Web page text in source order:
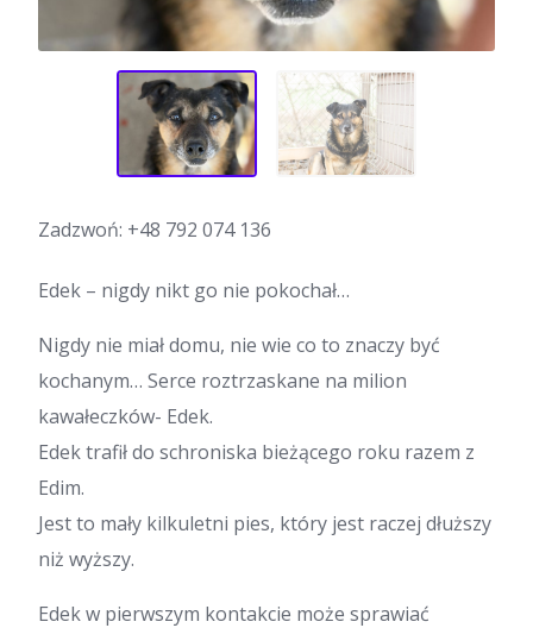
Zadzwoń: +48 792 074 136
Edek – nigdy nikt go nie pokochał…
Nigdy nie miał domu, nie wie co to znaczy być
kochanym… Serce roztrzaskane na milion
kawałeczków- Edek.
Edek trafił do schroniska bieżącego roku razem z
Edim.
Jest to mały kilkuletni pies, który jest raczej dłuższy
niż wyższy.
Edek w pierwszym kontakcie może sprawiać